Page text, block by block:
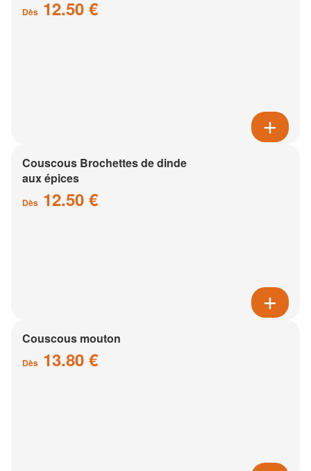
Dès 12.50 €
Couscous Brochettes de dinde
aux épices
Dès 12.50 €
Couscous mouton
Dès 13.80 €